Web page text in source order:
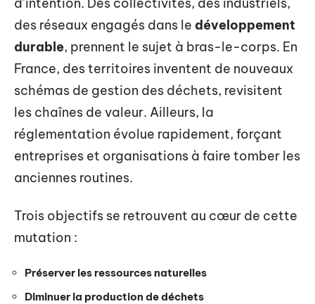
des réseaux engagés dans le développement
durable, prennent le sujet à bras-le-corps. En
France, des territoires inventent de nouveaux
schémas de gestion des déchets, revisitent
les chaînes de valeur. Ailleurs, la
réglementation évolue rapidement, forçant
entreprises et organisations à faire tomber les
anciennes routines.
Trois objectifs se retrouvent au cœur de cette
mutation :
Préserver les ressources naturelles
Diminuer la production de déchets